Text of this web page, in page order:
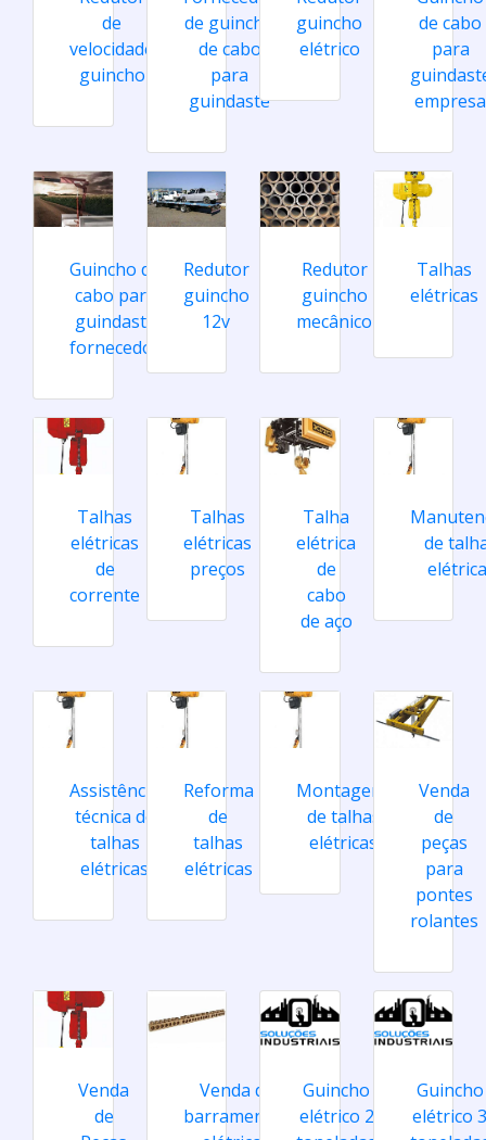
de
velocidade
guincho
de guincho
de cabo
para
guindaste
guincho
elétrico
de cabo
para
empresa
Guincho de
cabo para
guindaste
fornecedor
Redutor
guincho
12v
Redutor
guincho
mecânico
Talhas
elétricas
Talhas
elétricas
de
corrente
Talhas
elétricas
preços
Talha
elétrica
de
cabo
de aço
de
Assistência
técnica de
talhas
elétricas
Reforma
de
talhas
elétricas
Montagens
de talhas
elétricas
Venda
de
peças
para
pontes
rolantes
Venda
de
Venda de
barramentos
Guincho
elétrico 2
Guincho
elétrico 3